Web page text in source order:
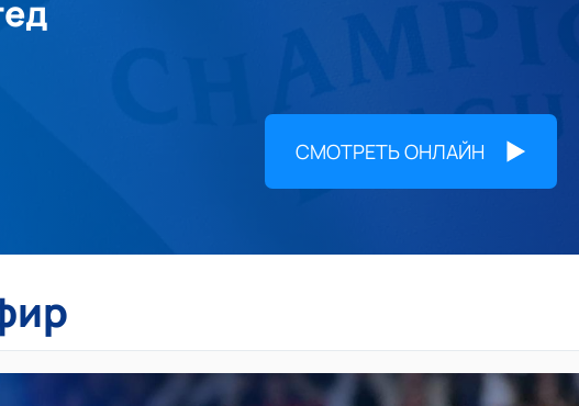
СМОТРЕТЬ ОНЛАЙН